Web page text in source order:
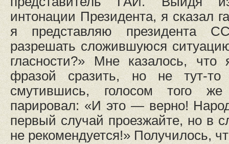
интонации Президента, я сказал
я представляю президента
разрешать сложившуюся
гласности?» Мне казалось, что
фразой сразить, но не тут-
смутившись, голосом того
парировал: «И это — верно!
первый случай проезжайте, но в
не рекомендуется!» Получилось,